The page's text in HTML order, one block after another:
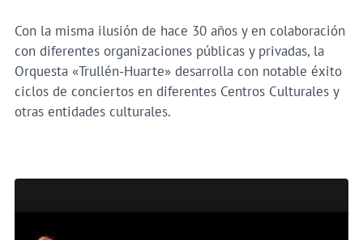
Con la misma ilusión de hace 30 años y en colaboración
con diferentes organizaciones públicas y privadas, la
Orquesta «Trullén-Huarte» desarrolla con notable éxito
ciclos de conciertos en diferentes Centros Culturales y
otras entidades culturales.